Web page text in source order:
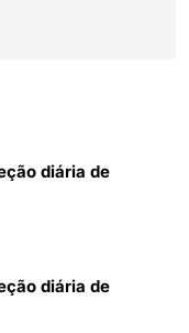
diária de
diária de